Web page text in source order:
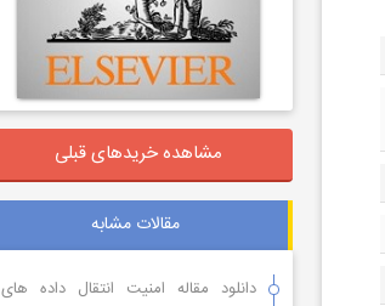
مشاهده خریدهای قبلی
مقالات مشابه
دانلود مقاله امنیت انتقال داده های